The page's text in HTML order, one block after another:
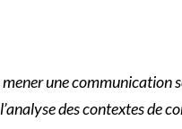
une communication
des contextes de